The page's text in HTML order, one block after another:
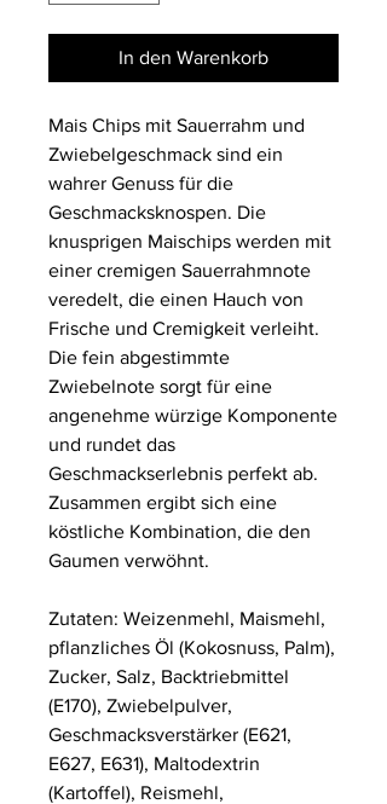
In den Warenkorb
Mais Chips mit Sauerrahm und
Zwiebelgeschmack sind ein
wahrer Genuss für die
Geschmacksknospen. Die
knusprigen Maischips werden mit
einer cremigen Sauerrahmnote
veredelt, die einen Hauch von
Frische und Cremigkeit verleiht.
Die fein abgestimmte
Zwiebelnote sorgt für eine
angenehme würzige Komponente
und rundet das
Geschmackserlebnis perfekt ab.
Zusammen ergibt sich eine
köstliche Kombination, die den
Gaumen verwöhnt.
Zutaten: Weizenmehl, Maismehl,
pflanzliches Öl (Kokosnuss, Palm),
Zucker, Salz, Backtriebmittel
(E170), Zwiebelpulver,
Geschmacksverstärker (E621,
E627, E631), Maltodextrin
(Kartoffel), Reismehl,